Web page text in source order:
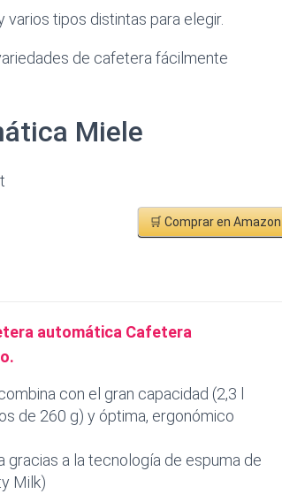
varios tipos distintas para elegir.
de cafetera fácilmente
Miele
🛒 Comprar en Amazon
automática Cafetera
con el gran capacidad (2,3 l
de 260 g) y óptima, ergonómico
gracias a la tecnología de espuma de
Milk)